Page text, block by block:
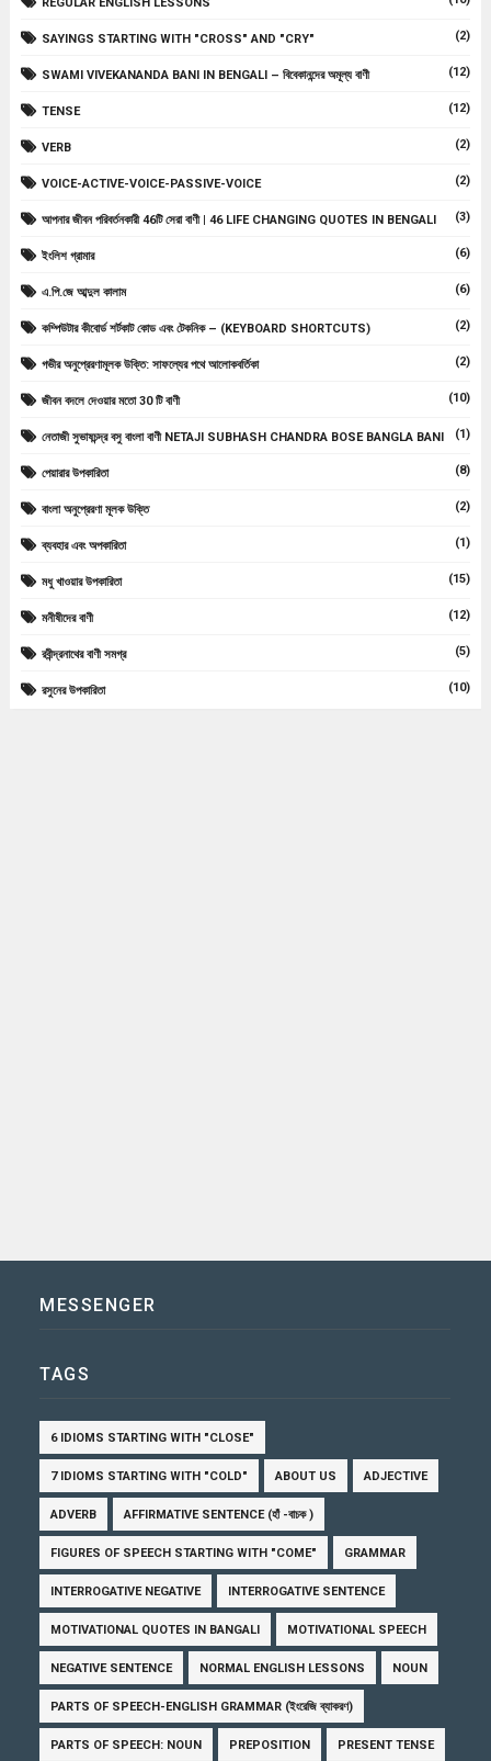
SAYINGS STARTING WITH "CROSS" AND "CRY" (2)
SWAMI VIVEKANANDA BANI IN BENGALI – বিবেকানন্দের অমূল্য বাণী (12)
TENSE (12)
VERB (2)
VOICE-ACTIVE-VOICE-PASSIVE-VOICE (2)
আপনার জীবন পরিবর্তনকারী 46টি সেরা বাণী | 46 LIFE CHANGING QUOTES IN BENGALI (3)
ইংলিশ গ্রামার (6)
এ.পি.জে আব্দুল কালাম (6)
কম্পিউটার কীবোর্ড শর্টকাট কোড এবং টেকনিক – (KEYBOARD SHORTCUTS) (2)
গভীর অনুপ্রেরণামূলক উক্তি: সাফল্যের পথে আলোকবর্তিকা (2)
জীবন বদলে দেওয়ার মতো 30 টি বাণী (10)
নেতাজী সুভাষচন্দ্র বসু বাংলা বাণী NETAJI SUBHASH CHANDRA BOSE BANGLA BANI (1)
পেয়ারার উপকারিতা (8)
বাংলা অনুপ্রেরণা মূলক উক্তি (2)
ব্যবহার এবং অপকারিতা (1)
মধু খাওয়ার উপকারিতা (15)
মনীষীদের বাণী (12)
রবীন্দ্রনাথের বাণী সমগ্র (5)
রসুনের উপকারিতা (10)
MESSENGER
TAGS
6 IDIOMS STARTING WITH "CLOSE"
7 IDIOMS STARTING WITH "COLD" ABOUT US ADJECTIVE
ADVERB AFFIRMATIVE SENTENCE (হাঁ -বাচক )
FIGURES OF SPEECH STARTING WITH "COME" GRAMMAR
INTERROGATIVE NEGATIVE INTERROGATIVE SENTENCE
MOTIVATIONAL QUOTES IN BANGALI MOTIVATIONAL SPEECH
NEGATIVE SENTENCE NORMAL ENGLISH LESSONS NOUN
PARTS OF SPEECH-ENGLISH GRAMMAR (ইংরেজি ব্যাকরণ)
PARTS OF SPEECH: NOUN PREPOSITION PRESENT TENSE